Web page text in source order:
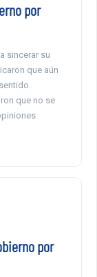
por
sincerar su
que aún
que no se
por